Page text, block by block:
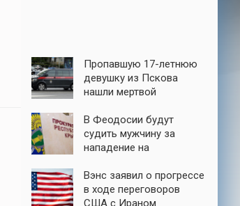
Пропавшую 17-летнюю
девушку из Пскова
нашли мертвой
В Феодосии будут
судить мужчину за
нападение на
Вэнс заявил о прогрессе
в ходе переговоров
США с Ираном